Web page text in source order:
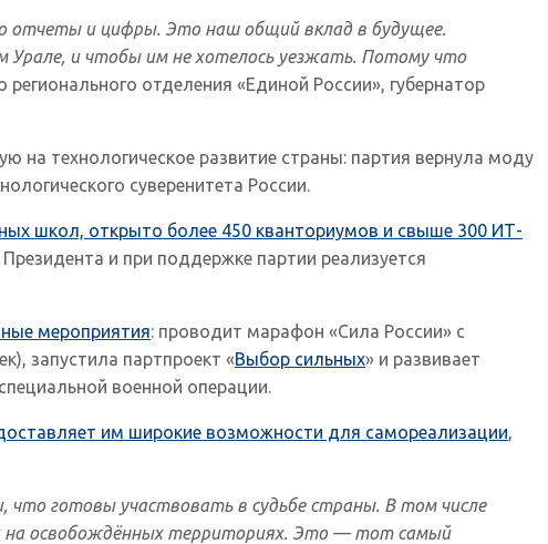
отчеты и цифры. Это наш общий вклад в будущее.
и чтобы им не хотелось уезжать. Потому что
отделения «Единой России», губернатор
технологическое развитие страны: партия вернула моду
суверенитета России.
школ, открыто более 450 кванториумов и свыше 300 ИТ-
и при поддержке партии реализуется
мероприятия: проводит марафон «Сила России» с
запустила партпроект «Выбор сильных» и развивает
военной операции.
им широкие возможности для самореализации,
что готовы участвовать в судьбе страны. В том числе
на освобождённых территориях. Это — тот самый